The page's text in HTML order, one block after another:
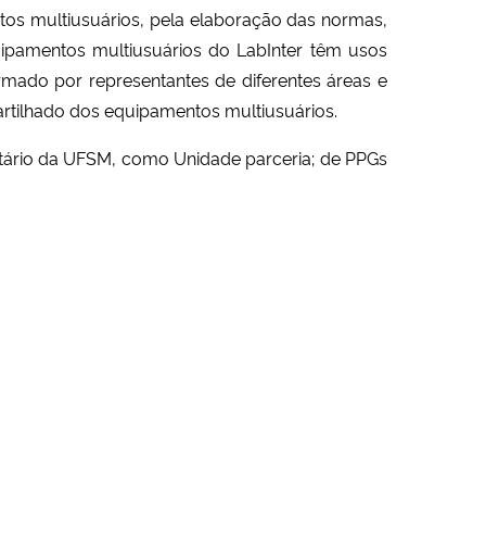
multiusuários, pela elaboração das normas,
multiusuários do LabInter têm usos
por representantes de diferentes áreas e
dos equipamentos multiusuários.
da UFSM, como Unidade parceria; de PPGs